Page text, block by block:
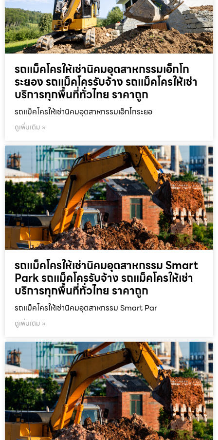
รถแม็คโครให้เช่านิคมอุตสาหกรรมเอ็กโก
ระยอง รถแม็คโครรับจ้าง รถแม็คโครให้เช่า
บริการทุกพื้นที่ทั่วไทย ราคาถูก
รถแม็คโครให้เช่านิคมอุตสาหกรรมเอ็กโกระยอ
ดูเพิ่มเติม »
รถแม็คโครให้เช่านิคมอุตสาหกรรม Smart
Park รถแม็คโครรับจ้าง รถแม็คโครให้เช่า
บริการทุกพื้นที่ทั่วไทย ราคาถูก
รถแม็คโครให้เช่านิคมอุตสาหกรรม Smart Par
ดูเพิ่มเติม »